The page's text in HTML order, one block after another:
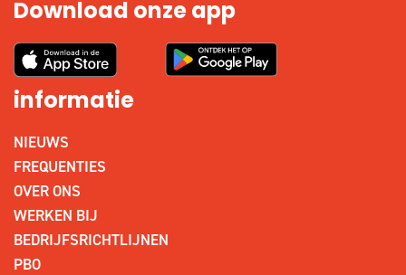
Download onze app
informatie
NIEUWS
FREQUENTIES
OVER ONS
WERKEN BIJ
BEDRIJFSRICHTLIJNEN
PBO